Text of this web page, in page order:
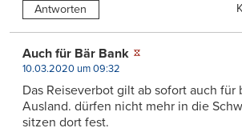
Antworten
Auch für Bär Bank
10.03.2020 um 09:32
Das Reiseverbot gilt ab sofort auch für
Ausland. dürfen nicht mehr in die
sitzen dort fest.